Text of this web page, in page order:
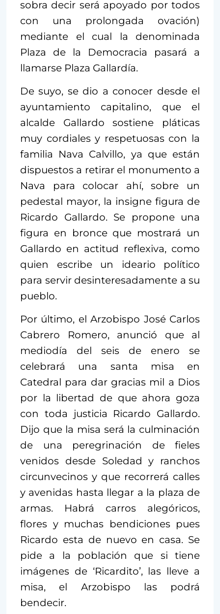
sobra decir será apoyado por todos
con una prolongada ovación)
mediante el cual la denominada
Plaza de la Democracia pasará a
llamarse Plaza Gallardía.
De suyo, se dio a conocer desde el
ayuntamiento capitalino, que el
alcalde Gallardo sostiene pláticas
muy cordiales y respetuosas con la
familia Nava Calvillo, ya que están
dispuestos a retirar el monumento a
Nava para colocar ahí, sobre un
pedestal mayor, la insigne figura de
Ricardo Gallardo. Se propone una
figura en bronce que mostrará un
Gallardo en actitud reflexiva, como
quien escribe un ideario político
para servir desinteresadamente a su
pueblo.
Por último, el Arzobispo José Carlos
Cabrero Romero, anunció que al
mediodía del seis de enero se
celebrará una santa misa en
Catedral para dar gracias mil a Dios
por la libertad de que ahora goza
con toda justicia Ricardo Gallardo.
Dijo que la misa será la culminación
de una peregrinación de fieles
venidos desde Soledad y ranchos
circunvecinos y que recorrerá calles
y avenidas hasta llegar a la plaza de
armas. Habrá carros alegóricos,
flores y muchas bendiciones pues
Ricardo esta de nuevo en casa. Se
pide a la población que si tiene
imágenes de ‘Ricardito’, las lleve a
misa, el Arzobispo las podrá
bendecir.